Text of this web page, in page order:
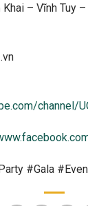
Khai – Vĩnh Tuy
channel/
#Gala